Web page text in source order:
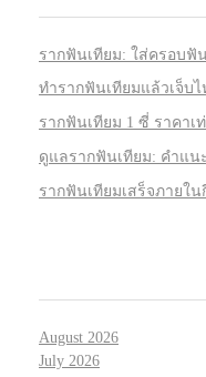
รากฟันเทียม: ใส่ครอบฟั
ทำรากฟันเทียมแล้วเจ็บ
รากฟันเทียม 1 ซี่ ราคาเ
ดูแลรากฟันเทียม: คำแน
รากฟันเทียมเสร็จภายใน
August 2026
July 2026